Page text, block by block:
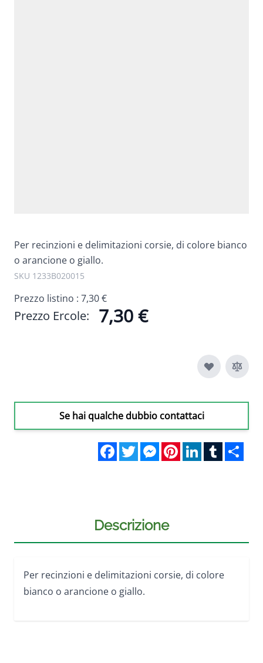
Per recinzioni e delimitazioni corsie, di colore bianco
o arancione o giallo.
SKU 1233B020015
Prezzo listino : 7,30 €
Prezzo Ercole: 7,30 €
Se hai qualche dubbio contattaci
FacebookTwitterMessengerPinterestLinkedInTumblr
Descrizione
Per recinzioni e delimitazioni corsie, di colore
bianco o arancione o giallo.